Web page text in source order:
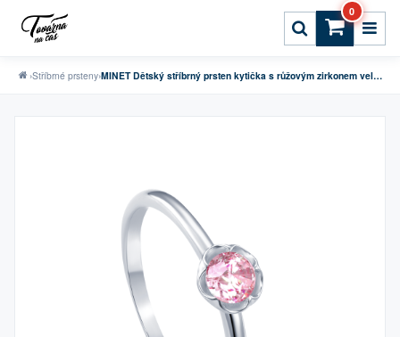
0
›Stříbrné prsteny› MINET Dětský stříbrný prsten kytička s růžovým zirkonem vel. 54